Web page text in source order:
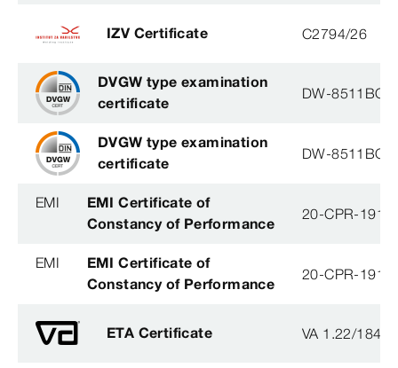
IZV Certificate C2794/26
DVGW type examination
certificate
DW-
DVGW type examination
certificate
DW-
EMI
EMI Certificate of
Constancy of Performance
20-CPR-191-
EMI
EMI Certificate of
Constancy of Performance
20-CPR-191-
ETA Certificate VA 1.22/18407